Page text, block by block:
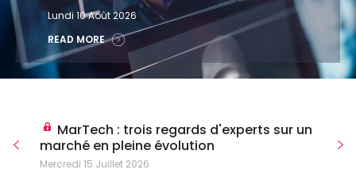
Lundi 10 Août 2026
READ MORE
MarTech : trois regards d'experts sur un
marché en pleine évolution
Mercredi 15 Juillet 2026